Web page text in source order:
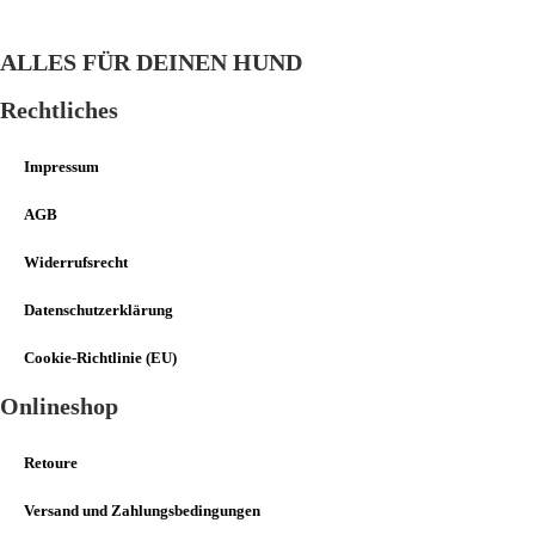
ALLES FÜR DEINEN HUND
Rechtliches
Impressum
AGB
Widerrufsrecht
Datenschutzerklärung
Cookie-Richtlinie (EU)
Onlineshop
Retoure
Versand und Zahlungsbedingungen